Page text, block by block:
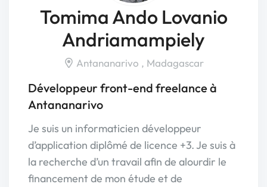
Tomima Ando Lovanio
Andriamampiely
Antananarivo , Madagascar
Développeur front-end freelance à
Antananarivo
Je suis un informaticien développeur
d’application diplômé de licence +3. Je suis à
la recherche d’un travail afin de alourdir le
financement de mon étude et de